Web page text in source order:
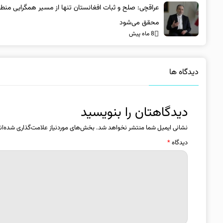
عراقچی: صلح و ثبات افغانستان تنها از مسیر همگرایی
محقق می‌شود
8 ماه پیش
دیدگاه ها
دیدگاهتان را بنویسید
نشانی ایمیل شما منتشر نخواهد شد. بخش‌های موردنیاز علامت‌گذاری
دیدگاه*